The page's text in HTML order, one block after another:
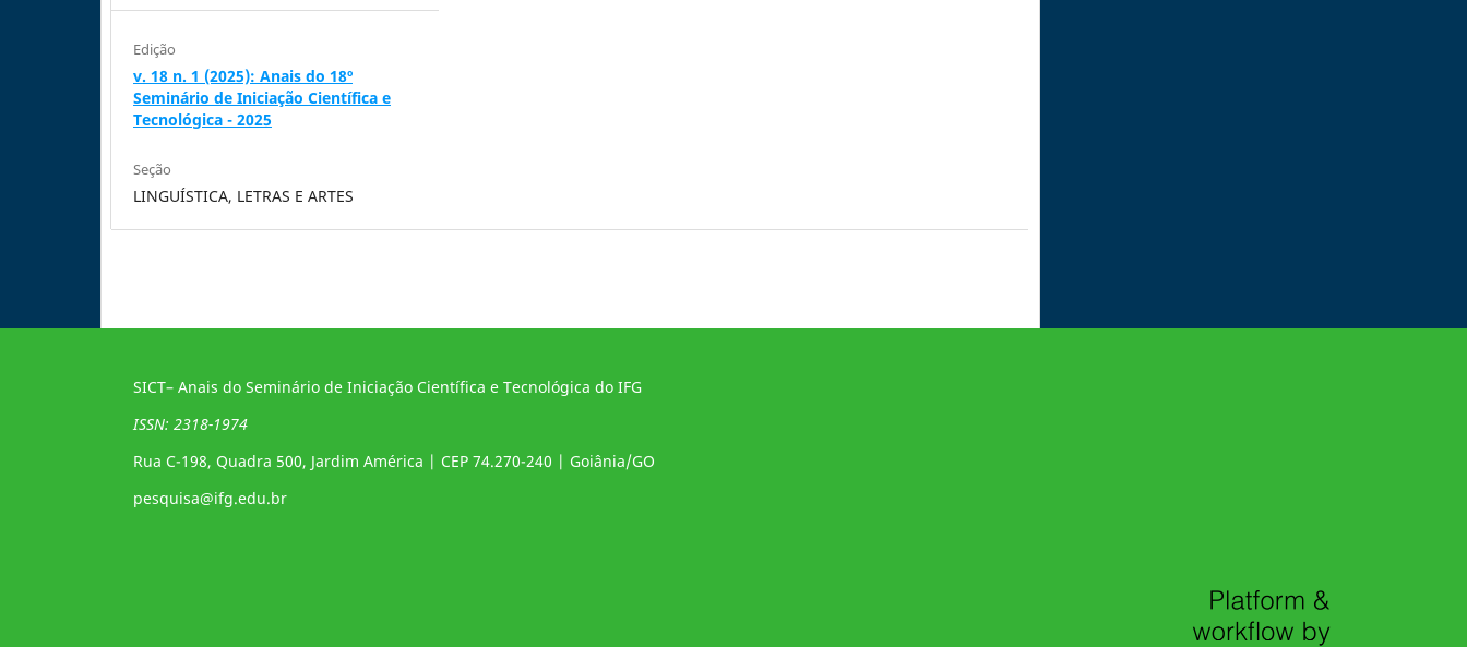
Edição
v. 18 n. 1 (2025): Anais do 18º
Seminário de Iniciação Científica e
Tecnológica - 2025
Seção
LINGUÍSTICA, LETRAS E ARTES
SICT– Anais do Seminário de Iniciação Científica e Tecnológica do IFG
ISSN: 2318-1974
Rua C-198, Quadra 500, Jardim América | CEP 74.270-240 | Goiânia/GO
pesquisa@ifg.edu.br